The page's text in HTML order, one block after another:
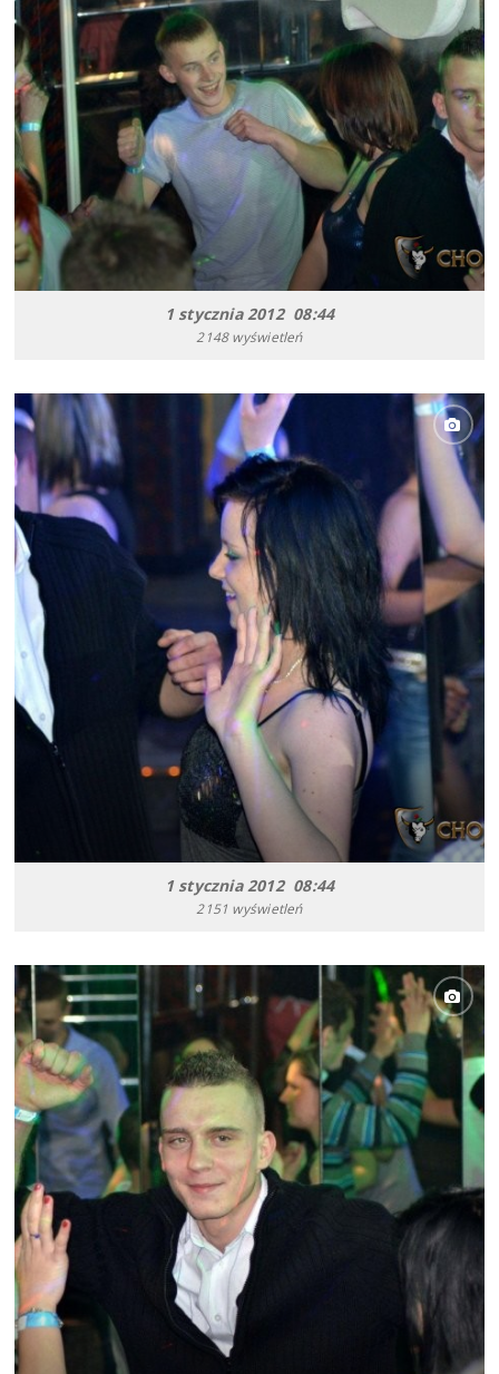
1 stycznia 2012 08:44
2148 wyświetleń
1 stycznia 2012 08:44
2151 wyświetleń